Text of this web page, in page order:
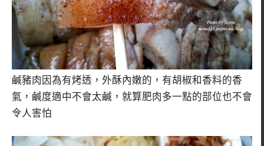
鹹豬肉因為有烤透，外酥內嫩的，有胡椒和香料的香
氣，鹹度適中不會太鹹，就算肥肉多一點的部位也不會
令人害怕